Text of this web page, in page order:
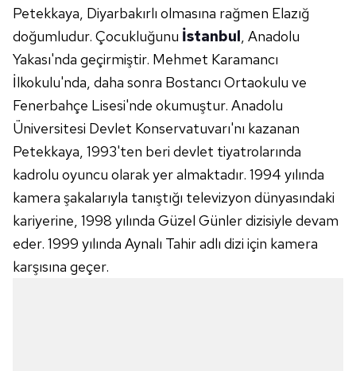
Petekkaya, Diyarbakırlı olmasına rağmen Elazığ
doğumludur. Çocukluğunu İstanbul, Anadolu
Yakası'nda geçirmiştir. Mehmet Karamancı
İlkokulu'nda, daha sonra Bostancı Ortaokulu ve
Fenerbahçe Lisesi'nde okumuştur. Anadolu
Üniversitesi Devlet Konservatuvarı'nı kazanan
Petekkaya, 1993'ten beri devlet tiyatrolarında
kadrolu oyuncu olarak yer almaktadır. 1994 yılında
kamera şakalarıyla tanıştığı televizyon dünyasındaki
kariyerine, 1998 yılında Güzel Günler dizisiyle devam
eder. 1999 yılında Aynalı Tahir adlı dizi için kamera
karşısına geçer.